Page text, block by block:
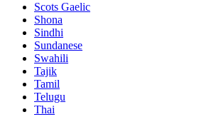
Scots Gaelic
Shona
Sindhi
Sundanese
Swahili
Tajik
Tamil
Telugu
Thai